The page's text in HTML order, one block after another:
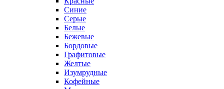
Синие
Серые
Белые
Бежевые
Бордовые
Графитовые
Желтые
Изумрудные
Кофейные